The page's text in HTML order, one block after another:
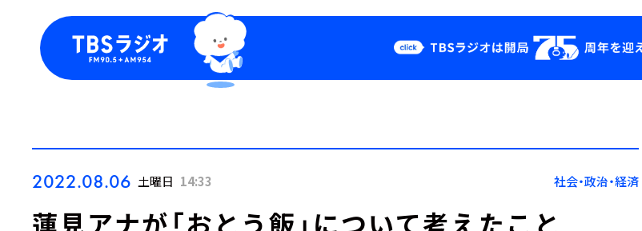
Podcast
YouTube
会社情報
2022.08.06 土曜日 14:33 社会・政治・経済
蓮見アナが「おとう飯」について考えたこと